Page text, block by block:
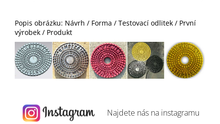
Popis obrázku: Návrh / Forma / Testovací odlitek / První
výrobek / Produkt
Najdete nás na instagramu